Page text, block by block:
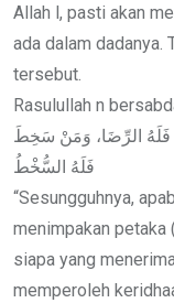
Allah l, pasti akan
ada dalam dadanya.
tersebut.
Rasulullah n
فَلَهُ الرِّضَا، وَمَنْ سَخِطَ
فَلَهُ السُّخْطُ
“Sesungguhnya,
menimpakan petaka
siapa yang
memperoleh